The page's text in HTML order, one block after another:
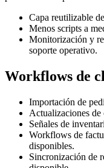
Capa reutilizable
Menos scripts a
Monitorización y
soporte operativo.
Workflows de
Importación de
Actualizaciones
Señales de
Workflows de
disponibles.
Sincronización de